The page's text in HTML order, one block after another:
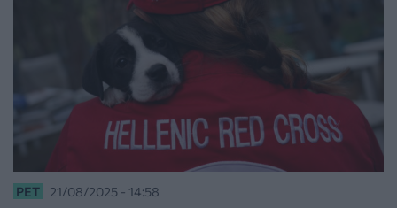
PET 21/08/2025 - 14:58